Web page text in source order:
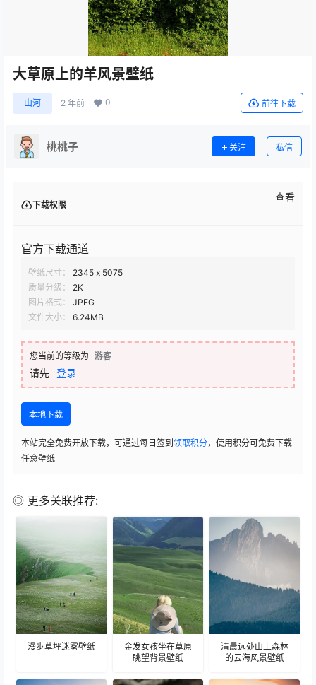
大草原上的羊风景壁纸
山河 2 年前 0 前往下载
桃桃子 关注 私信
下载权限
查看
官方下载通道
壁纸尺寸：
2345 x 5075
质量分级：
2K
图片格式：
JPEG
文件大小：
6.24MB
您当前的等级为 游客
请先 登录
本地下载
本站完全免费开放下载，可通过每日签到 领取积分，使用积分可免费下载
任意壁纸
◎ 更多关联推荐:
漫步草坪迷雾壁纸
金发女孩坐在草原
眺望背景壁纸
清晨远处山上森林
的云海风景壁纸